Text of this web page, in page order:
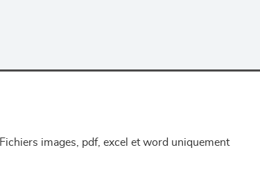
Fichiers images, pdf, excel et word uniquement